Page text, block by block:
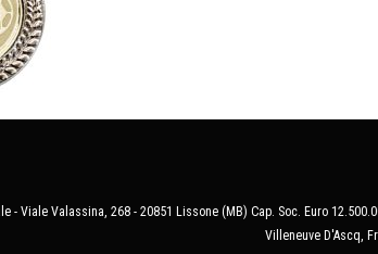
- Viale Valassina, 268 - 20851 Lissone (MB) Cap. Soc. Euro
Villeneuve D'Ascq,